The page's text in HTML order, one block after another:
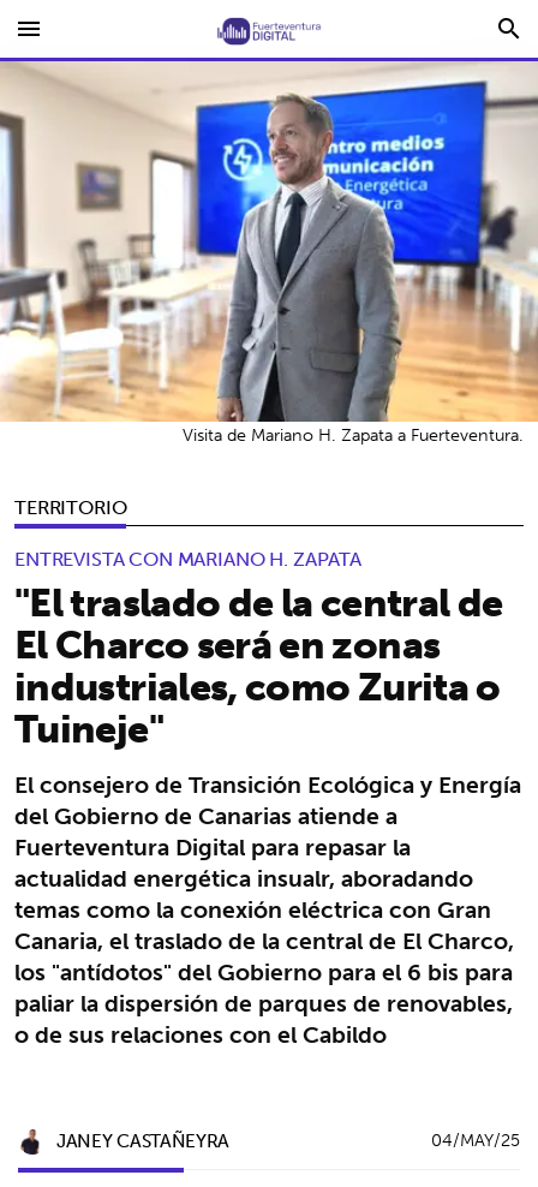
menu search
TERRITORIO
ENTREVISTA CON MARIANO H. ZAPATA
"El traslado de la central de
El Charco será en zonas
industriales, como Zurita o
Tuineje"
El consejero de Transición Ecológica y Energía
del Gobierno de Canarias atiende a
Fuerteventura Digital para repasar la
actualidad energética insualr, aboradando
temas como la conexión eléctrica con Gran
Canaria, el traslado de la central de El Charco,
los "antídotos" del Gobierno para el 6 bis para
paliar la dispersión de parques de renovables,
o de sus relaciones con el Cabildo
Visita de Mariano H. Zapata a Fuerteventura.
JANEY CASTAÑEYRA 04/MAY/25